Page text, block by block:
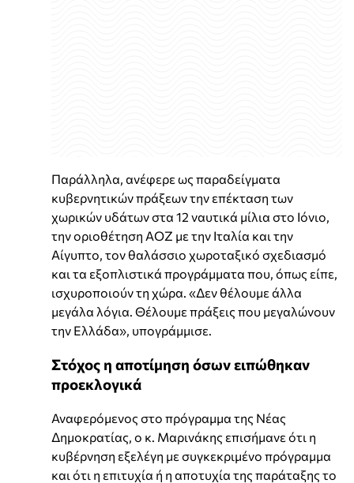
Παράλληλα, ανέφερε ως παραδείγματα
κυβερνητικών πράξεων την επέκταση των
χωρικών υδάτων στα 12 ναυτικά μίλια στο Ιόνιο,
την οριοθέτηση ΑΟΖ με την Ιταλία και την
Αίγυπτο, τον θαλάσσιο χωροταξικό σχεδιασμό
και τα εξοπλιστικά προγράμματα που, όπως είπε,
ισχυροποιούν τη χώρα. «Δεν θέλουμε άλλα
μεγάλα λόγια. Θέλουμε πράξεις που μεγαλώνουν
την Ελλάδα», υπογράμμισε.
Στόχος η αποτίμηση όσων ειπώθηκαν
προεκλογικά
Αναφερόμενος στο πρόγραμμα της Νέας
Δημοκρατίας, ο κ. Μαρινάκης επισήμανε ότι η
κυβέρνηση εξελέγη με συγκεκριμένο πρόγραμμα
και ότι η επιτυχία ή η αποτυχία της παράταξης το